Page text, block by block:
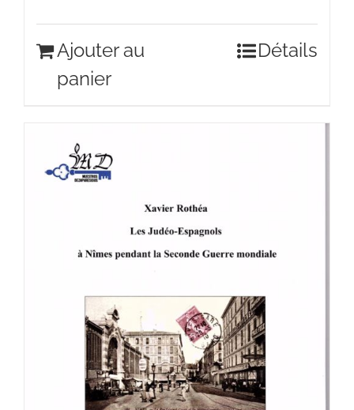
Ajouter au
panier
Détails